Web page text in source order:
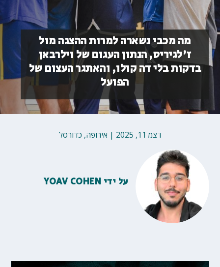
מה מכבי נשארה למרות ההצגה מול
ז'לגיריס, הנתון העגום של וילרבאן
בדקות בלי דה קולו, והאתגר העצום של
הפועל
דצמ 11, 2025 | אירופה, כדורסל
על ידי YOAV COHEN